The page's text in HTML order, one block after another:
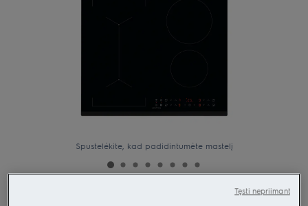
Spustelėkite, kad padidintumėte mastelį
Tęsti nepriimant